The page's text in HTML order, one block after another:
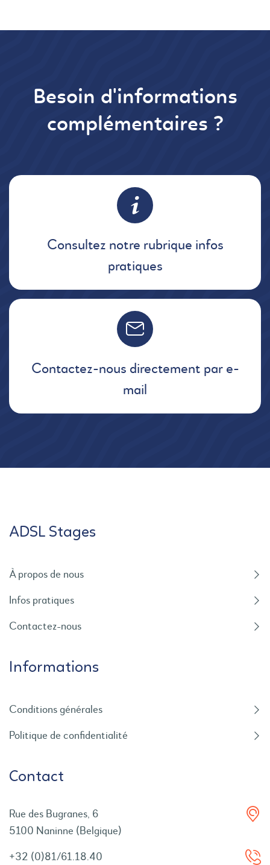
Besoin d'informations
complémentaires ?
Consultez notre rubrique infos
pratiques
Contactez-nous directement par e-
mail
ADSL Stages
À propos de nous
Infos pratiques
Contactez-nous
Informations
Conditions générales
Politique de confidentialité
Contact
Rue des Bugranes, 6
5100 Naninne (Belgique)
+32 (0)81/61.18.40